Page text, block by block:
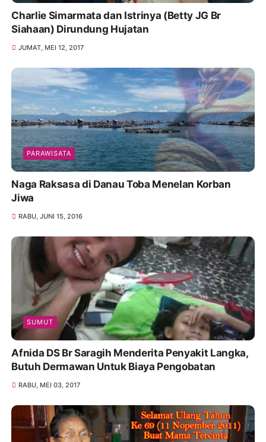
Charlie Simarmata dan Istrinya (Betty JG Br
Siahaan) Dirundung Hujatan
JUMAT, MEI 12, 2017
PARAWISATA
Naga Raksasa di Danau Toba Menelan Korban
Jiwa
RABU, JUNI 15, 2016
SUMUT
Afnida DS Br Saragih Menderita Penyakit Langka,
Butuh Dermawan Untuk Biaya Pengobatan
RABU, MEI 03, 2017